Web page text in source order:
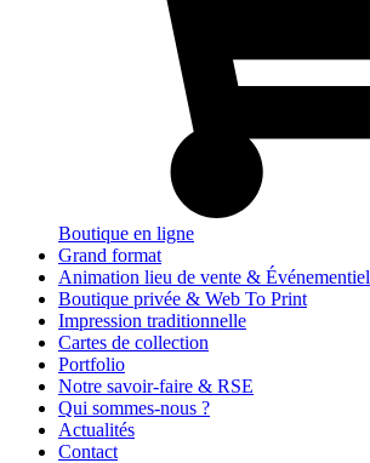
Boutique en ligne
Grand format
Animation lieu de vente & Événementiel
Boutique privée & Web To Print
Impression traditionnelle
Cartes de collection
Portfolio
Notre savoir-faire & RSE
Qui sommes-nous ?
Actualités
Contact